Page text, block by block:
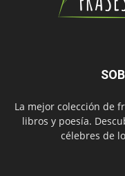
La mejor colección de
libros y poesía.
célebres de